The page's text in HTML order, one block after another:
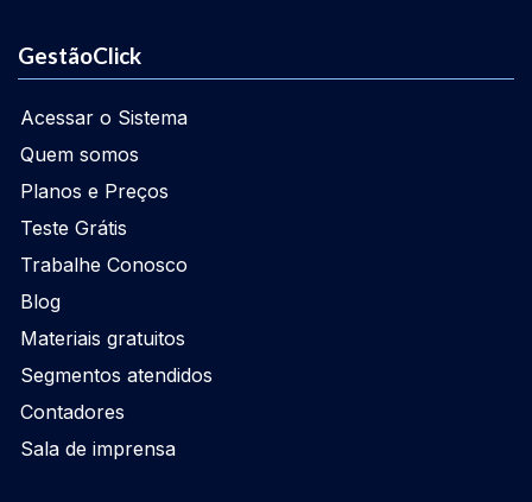
GestãoClick
Acessar o Sistema
Quem somos
Planos e Preços
Teste Grátis
Trabalhe Conosco
Blog
Materiais gratuitos
Segmentos atendidos
Contadores
Sala de imprensa